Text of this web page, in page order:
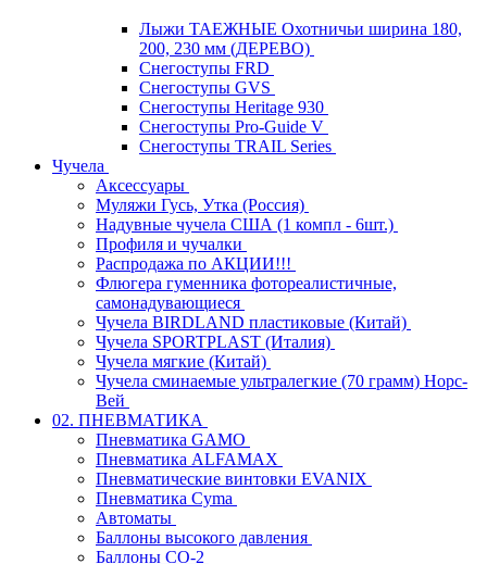
Лыжи ТАЕЖНЫЕ Охотничьи ширина 180,
200, 230 мм (ДЕРЕВО)
Снегоступы FRD
Снегоступы GVS
Снегоступы Heritage 930
Снегоступы Pro-Guide V
Снегоступы TRAIL Series
Чучела
Аксессуары
Муляжи Гусь, Утка (Россия)
Надувные чучела США (1 компл - 6шт.)
Профиля и чучалки
Распродажа по АКЦИИ!!!
Флюгера гуменника фотореалистичные,
самонадувающиеся
Чучела BIRDLAND пластиковые (Китай)
Чучела SPORTPLAST (Италия)
Чучела мягкие (Китай)
Чучела сминаемые ультралегкие (70 грамм) Норс-
Вей
02. ПНЕВМАТИКА
Пневматика GAMO
Пневматика ALFAMAX
Пневматические винтовки EVANIX
Пневматика Cyma
Автоматы
Баллоны высокого давления
Баллоны СО-2